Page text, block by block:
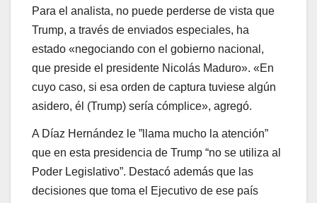
Para el analista, no puede perderse de vista que
Trump, a través de enviados especiales, ha
estado «negociando con el gobierno nacional,
que preside el presidente Nicolás Maduro». «En
cuyo caso, si esa orden de captura tuviese algún
asidero, él (Trump) sería cómplice», agregó.
A Díaz Hernández le ”llama mucho la atención”
que en esta presidencia de Trump “no se utiliza al
Poder Legislativo”. Destacó además que las
decisiones que toma el Ejecutivo de ese país